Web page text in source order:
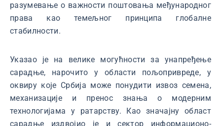
разумевање о важности поштовања међународног
права као темељног принципа глобалне
стабилности.
Указао је на велике могућности за унапређење
сарадње, нарочито у области пољопривреде, у
оквиру које Србија може понудити извоз семена,
механизације и пренос знања о модерним
технологијама у ратарству. Као значајну област
сарадње издвојио је и сектор информационo-